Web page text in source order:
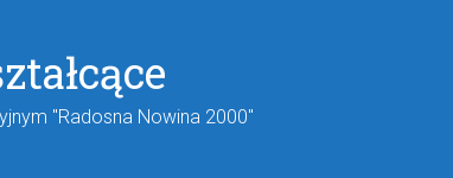
"Radosna Nowina 2000"